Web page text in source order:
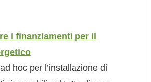
i finanziamenti per il
hoc per l’installazione di